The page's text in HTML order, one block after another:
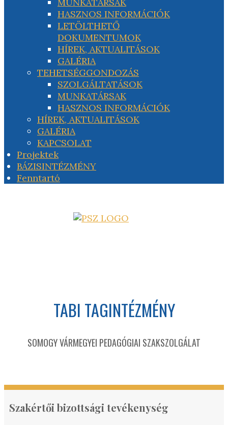
HASZNOS INFORMÁCIÓK
LETÖLTHETŐ
DOKUMENTUMOK
HÍREK, AKTUALITÁSOK
GALÉRIA
TEHETSÉGGONDOZÁS
SZOLGÁLTATÁSOK
MUNKATÁRSAK
HASZNOS INFORMÁCIÓK
HÍREK, AKTUALITÁSOK
GALÉRIA
KAPCSOLAT
Projektek
BÁZISINTÉZMÉNY
Fenntartó
TABI TAGINTÉZMÉNY
SOMOGY VÁRMEGYEI PEDAGÓGIAI SZAKSZOLGÁLAT
Szakértői bizottsági tevékenység